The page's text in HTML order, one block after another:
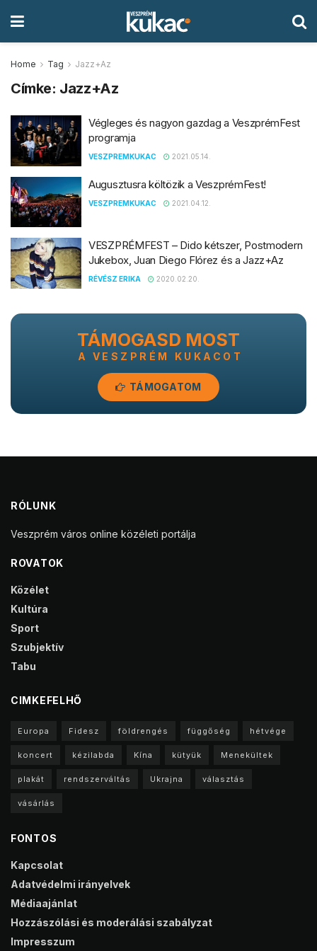
Home Tag Jazz+Az
Címke: Jazz+Az
Végleges és nagyon gazdag a VeszprémFest
programja
VESZPREMKUKAC 2021.05.14.
Augusztusra költözik a VeszprémFest!
VESZPREMKUKAC 2021.04.12.
VESZPRÉMFEST – Dido kétszer, Postmodern
Jukebox, Juan Diego Flórez és a Jazz+Az
RÉVÉSZ ERIKA 2020.02.20.
TÁMOGASD MOST
A VESZPRÉM KUKACOT
TÁMOGATOM
RÓLUNK
Veszprém város online közéleti portálja
ROVATOK
Közélet
Kultúra
Sport
Szubjektív
Tabu
CIMKEFELHŐ
Europa Fidesz földrengés függőség hétvége
koncert kézilabda Kína kütyük Menekültek
plakát rendszerváltás Ukrajna választás
vásárlás
FONTOS
Kapcsolat
Adatvédelmi irányelvek
Médiaajánlat
Hozzászólási és moderálási szabályzat
Impresszum